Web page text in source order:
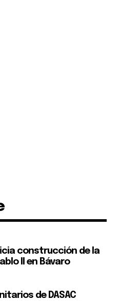
construcción de la
II en Bávaro
de DASAC